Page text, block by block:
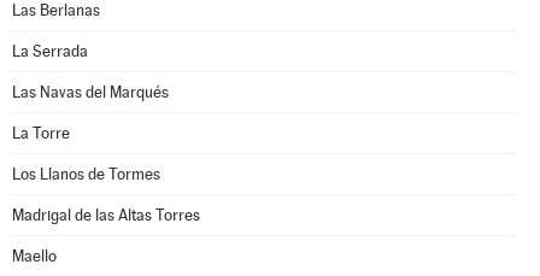
Las Berlanas
La Serrada
Las Navas del Marqués
La Torre
Los Llanos de Tormes
Madrigal de las Altas Torres
Maello